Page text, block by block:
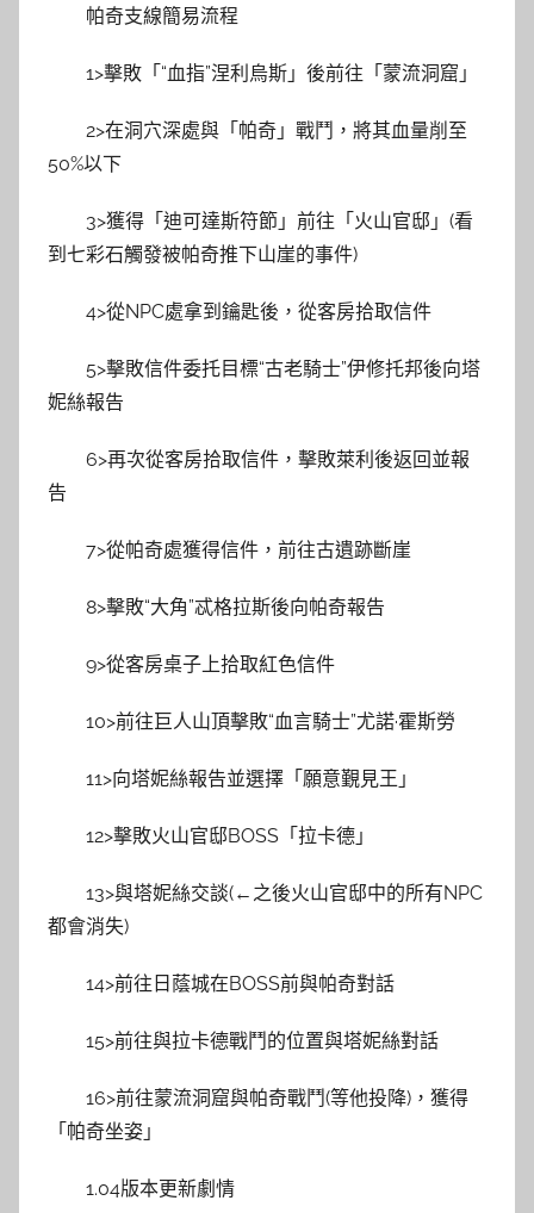
帕奇支線簡易流程
1>擊敗「“血指”涅利烏斯」後前往「蒙流洞窟」
2>在洞穴深處與「帕奇」戰鬥，將其血量削至
50%以下
3>獲得「迪可達斯符節」前往「火山官邸」(看
到七彩石觸發被帕奇推下山崖的事件)
4>從NPC處拿到鑰匙後，從客房拾取信件
5>擊敗信件委托目標“古老騎士”伊修托邦後向塔
妮絲報告
6>再次從客房拾取信件，擊敗萊利後返回並報
告
7>從帕奇處獲得信件，前往古遺跡斷崖
8>擊敗“大角”忒格拉斯後向帕奇報告
9>從客房桌子上拾取紅色信件
10>前往巨人山頂擊敗“血言騎士”尤諾·霍斯勞
11>向塔妮絲報告並選擇「願意覲見王」
12>擊敗火山官邸BOSS「拉卡德」
13>與塔妮絲交談(←之後火山官邸中的所有NPC
都會消失)
14>前往日蔭城在BOSS前與帕奇對話
15>前往與拉卡德戰鬥的位置與塔妮絲對話
16>前往蒙流洞窟與帕奇戰鬥(等他投降)，獲得
「帕奇坐姿」
1.04版本更新劇情